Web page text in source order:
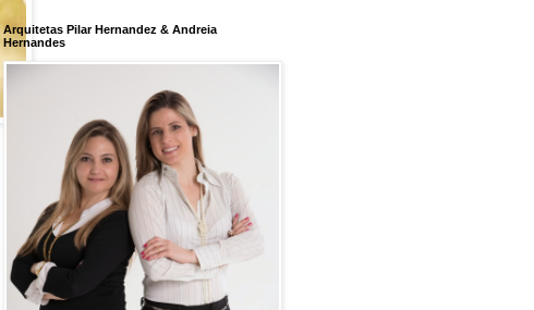
Arquitetas Pilar Hernandez & Andreia
Hernandes